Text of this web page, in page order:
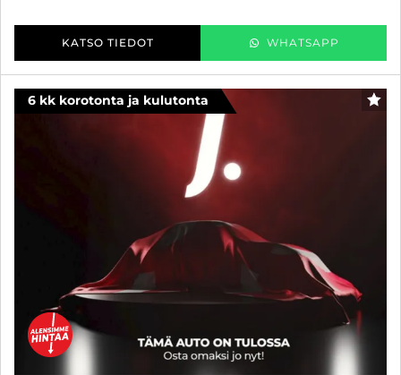
KATSO TIEDOT WHATSAPP
6 kk korotonta ja kulutonta